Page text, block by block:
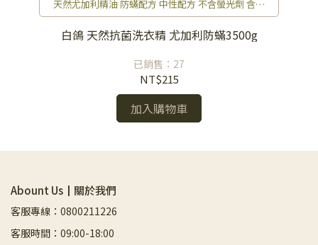
天然尤加利精油 防蟎配方 中性配方 不含螢光劑 含專
利去味配方 散發森林氣息
白鴿 天然抗菌洗衣精 尤加利防蟎3500g
已銷售：27
NT$215
加入購物車
Abount Us┃關於我們
客服專線：0800211226
客服時間：09:00-18:00